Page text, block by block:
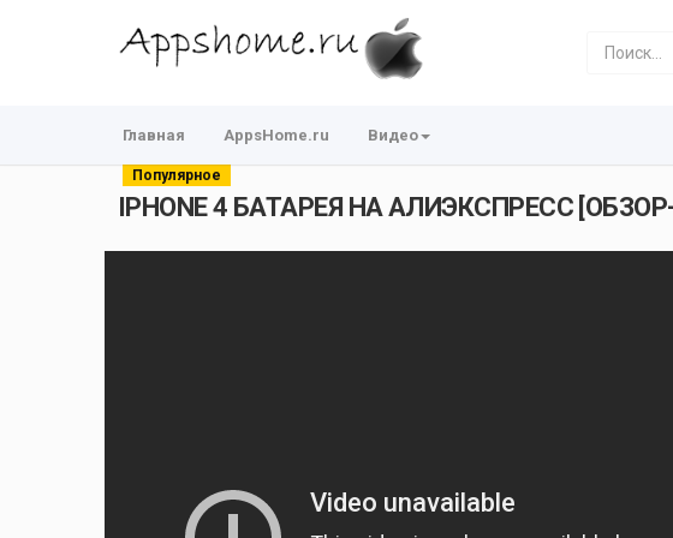
Главная AppsHome.ru Видео
Популярное
IPHONE 4 БАТАРЕЯ НА АЛИЭКСПРЕСС